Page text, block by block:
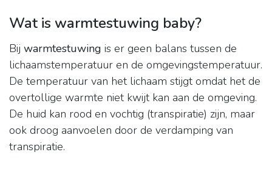
Wat is warmtestuwing baby?
Bij warmtestuwing is er geen balans tussen de
lichaamstemperatuur en de omgevingstemperatuur.
De temperatuur van het lichaam stijgt omdat het de
overtollige warmte niet kwijt kan aan de omgeving.
De huid kan rood en vochtig (transpiratie) zijn, maar
ook droog aanvoelen door de verdamping van
transpiratie.